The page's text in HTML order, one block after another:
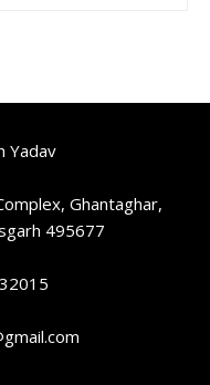
Yadav
Ghantaghar,
495677